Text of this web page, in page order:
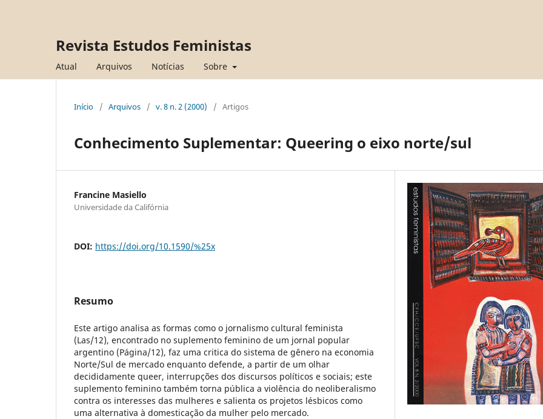
Revista Estudos Feministas
Atual Arquivos Notícias Sobre
Início / Arquivos / v. 8 n. 2 (2000) / Artigos
Conhecimento Suplementar: Queering o eixo norte/sul
Francine Masiello
Universidade da Califórnia
DOI: https://doi.org/10.1590/%25x
Resumo
Este artigo analisa as formas como o jornalismo cultural feminista
(Las/12), encontrado no suplemento feminino de um jornal popular
argentino (Página/12), faz uma critica do sistema de gênero na economia
Norte/Sul de mercado enquanto defende, a partir de um olhar
decididamente queer, interrupções dos discursos políticos e sociais; este
suplemento feminino também torna pública a violência do neoliberalismo
contra os interesses das mulheres e salienta os projetos lésbicos como
uma alternativa à domesticação da mulher pelo mercado.